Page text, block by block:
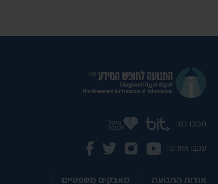
תמכו בנו:
עקבו אחרינו:
אודות התנועה מאבקים משפטיים